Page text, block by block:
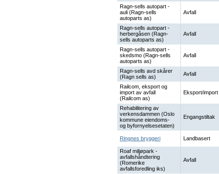
Ragn-sells autopart -
auli (Ragn-sells
autoparts as)
Avfall
Ragn-sells autopart -
herbergåsen (Ragn-
sells autoparts as)
Avfall
Ragn-sells autopart -
skedsmo (Ragn-sells
autoparts as)
Avfall
Ragn-sells avd skårer
(Ragn sells as)
Avfall
Railcom, eksport og
import av avfall
(Railcom as)
Eksport/import
Rehabilitering av
verkensdammen (Oslo
kommune eiendoms-
og byfornyelsesetaten)
Engangstiltak
Ringnes bryggeri Landbasert
Roaf miljøpark -
avfallshåndtering
(Romerike
avfallsforedling iks)
Avfall